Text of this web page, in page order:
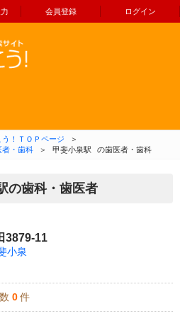
会員登録 ログイン
コンテンツへ移動
！ＴＯＰページ
＞
者・歯科 ＞ 甲斐小泉駅 の歯医者・歯科
の歯科・歯医者
3879-11
小泉
0 件